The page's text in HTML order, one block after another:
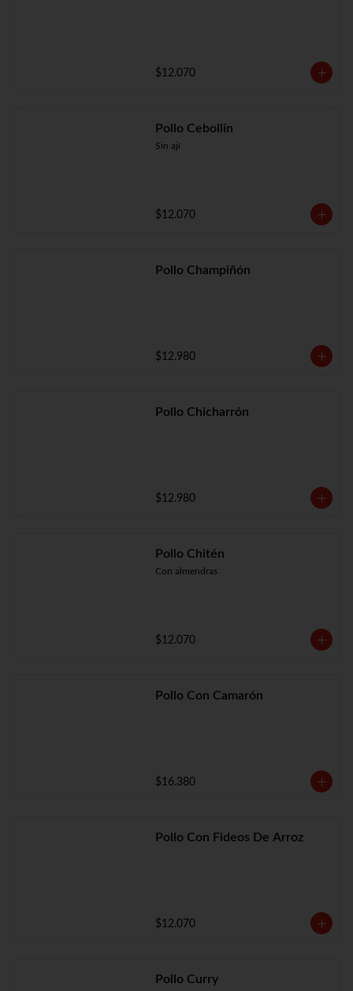
$12.070
Pollo Cebollín
Sin ají
$12.070
Pollo Champiñón
$12.980
Pollo Chicharrón
$12.980
Pollo Chitén
Con almendras
$12.070
Pollo Con Camarón
$16.380
Pollo Con Fideos De Arroz
$12.070
Pollo Curry